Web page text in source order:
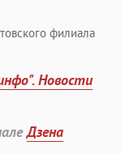
филиала
Новости
Дзена